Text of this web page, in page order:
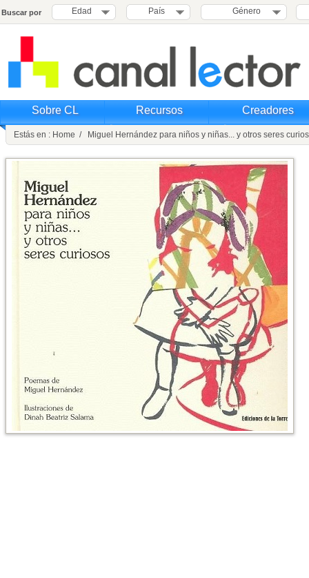
Buscar por Edad País Género
Sobre CL Recursos Creadores
Estás en : Home / Miguel Hernández para niños y niñas... y otros seres